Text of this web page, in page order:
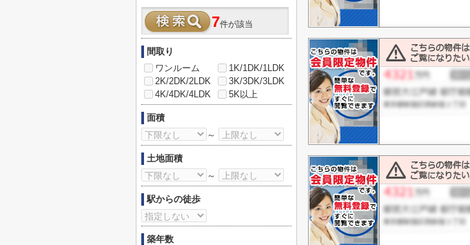
7件が該当
間取り
ワンルーム
1K/1DK/1LDK
2K/2DK/2LDK
3K/3DK/3LDK
4K/4DK/4LDK
5K以上
面積
～
土地面積
～
駅からの徒歩
築年数